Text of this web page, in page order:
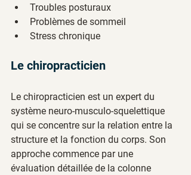
Troubles posturaux
Problèmes de sommeil
Stress chronique
Le chiropracticien
Le chiropracticien est un expert du
système neuro-musculo-squelettique
qui se concentre sur la relation entre la
structure et la fonction du corps. Son
approche commence par une
évaluation détaillée de la colonne